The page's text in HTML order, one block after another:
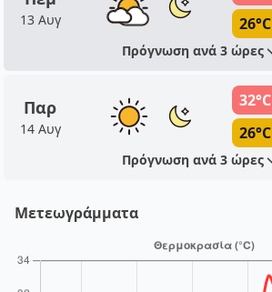
13 Αυγ
26°C
Πρόγνωση ανά 3 ώρες
Παρ
14 Αυγ
32°C
26°C
Πρόγνωση ανά 3 ώρες
Μετεωγράμματα